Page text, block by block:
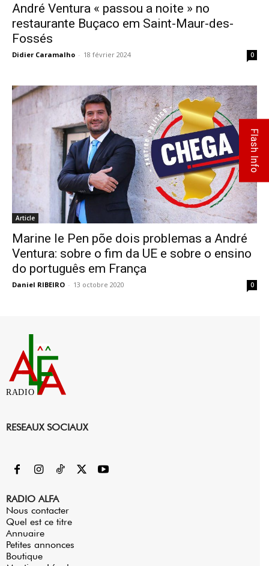
André Ventura « passou a noite » no
restaurante Buçaco em Saint-Maur-des-
Fossés
Didier Caramalho - 18 février 2024 0
Article
Marine le Pen põe dois problemas a André
Ventura: sobre o fim da UE e sobre o ensino
do português em França
Daniel RIBEIRO - 13 octobre 2020 0
RADIO
RESEAUX SOCIAUX
RADIO ALFA
Nous contacter
Quel est ce titre
Annuaire
Petites annonces
Boutique
Flash Info